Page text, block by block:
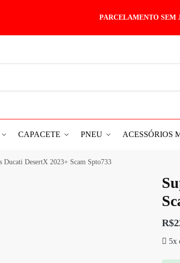
PARCELAMENTO SEM
CAPACETE PNEU ACESSÓRIOS
Ducati DesertX 2023+ Scam Spto733
R$
5x